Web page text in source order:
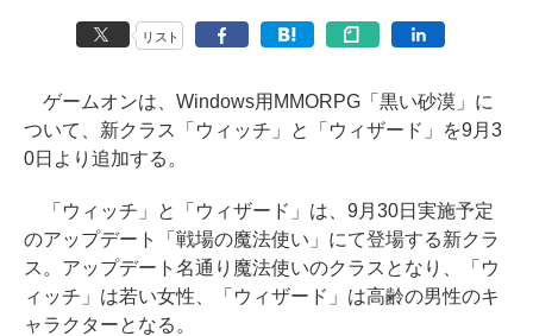
リスト
ゲームオンは、Windows用MMORPG「黒い砂漠」に
ついて、新クラス「ウィッチ」と「ウィザード」を9月3
0日より追加する。
「ウィッチ」と「ウィザード」は、9月30日実施予定
のアップデート「戦場の魔法使い」にて登場する新クラ
ス。アップデート名通り魔法使いのクラスとなり、「ウ
ィッチ」は若い女性、「ウィザード」は高齢の男性のキ
ャラクターとなる。